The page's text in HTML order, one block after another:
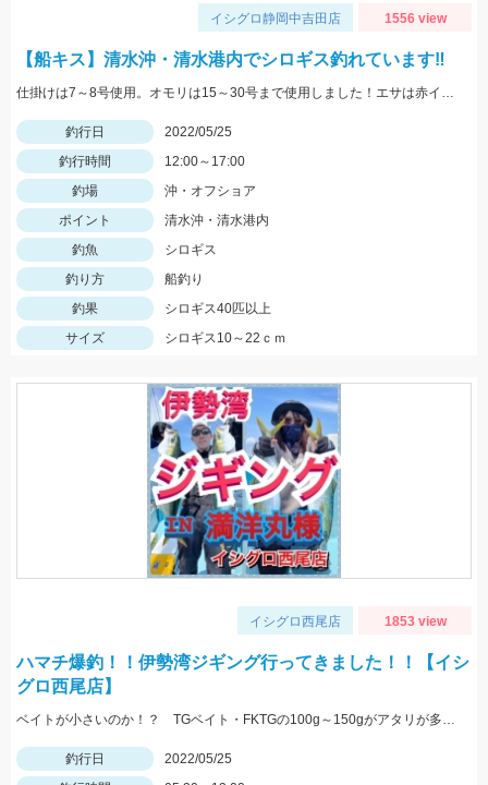
イシグロ静岡中吉田店 1556 view
【船キス】清水沖・清水港内でシロギス釣れています‼
仕掛けは7～8号使用。オモリは15～30号まで使用しました！エサは赤イソメがオススメです！
釣行日
2022/05/25
釣行時間
12:00～17:00
釣場
沖・オフショア
ポイント
清水沖・清水港内
釣魚
シロギス
釣り方
船釣り
釣果
シロギス40匹以上
サイズ
シロギス10～22ｃｍ
イシグロ西尾店 1853 view
ハマチ爆釣！！伊勢湾ジギング行ってきました！！【イシ
グロ西尾店】
ベイトが小さいのか！？ TGベイト・FKTGの100g～150gがアタリが多かったです！！
釣行日
2022/05/25